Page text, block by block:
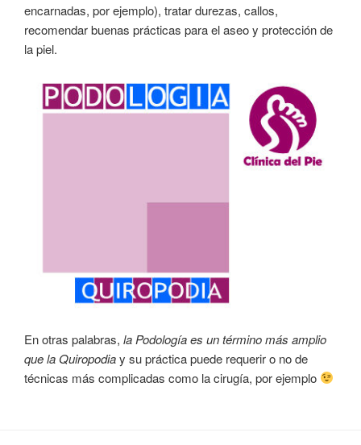
encarnadas, por ejemplo), tratar durezas, callos,
recomendar buenas prácticas para el aseo y protección de
la piel.
En otras palabras, la Podología es un término más amplio
que la Quiropodiay su práctica puede requerir o no de
técnicas más complicadas como la cirugía, por ejemplo